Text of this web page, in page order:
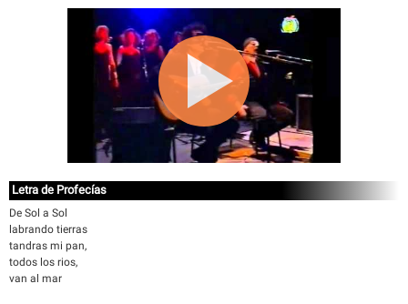
Letra de Profecías
De Sol a Sol
labrando tierras
tandras mi pan,
todos los rios,
van al mar